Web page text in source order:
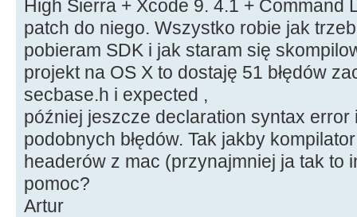
High Sierra + Xcode 9. 4.1 + Command
patch do niego. Wszystko robie jak
pobieram SDK i jak staram się
projekt na OS X to dostaję 51 błędów
secbase.h i expected ,
później jeszcze declaration syntax error
podobnych błędów. Tak jakby
headerów z mac (przynajmniej ja tak to
pomoc?
Artur